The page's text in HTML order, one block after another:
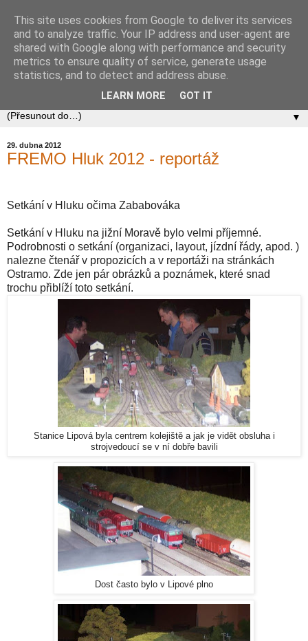
Zababov H0
Spolek Zababov - spolek železničních modelářů zabývající
se stavbou modelové železnice v měřítku 1:87.
▼
29. dubna 2012
FREMO Hluk 2012 - reportáž
Setkání v Hluku očima Zababováka
Setkání v Hluku na jižní Moravě bylo velmi příjemné.
Podrobnosti o setkání (organizaci, layout, jízdní řády, apod. )
nalezne čtenář v propozicích a v reportáži na stránkách
Ostramo. Zde jen pár obrázků a poznámek, které snad
trochu přiblíží toto setkání.
Stanice Lipová byla centrem kolejiště a jak je vidět obsluha i
strojvedoucí se v ní dobře bavili
Dost často bylo v Lipové plno
This site uses cookies from Google to deliver its services
and to analyze traffic. Your IP address and user-agent are
shared with Google along with performance and security
metrics to ensure quality of service, generate usage
statistics, and to detect and address abuse.
LEARN MORE GOT IT